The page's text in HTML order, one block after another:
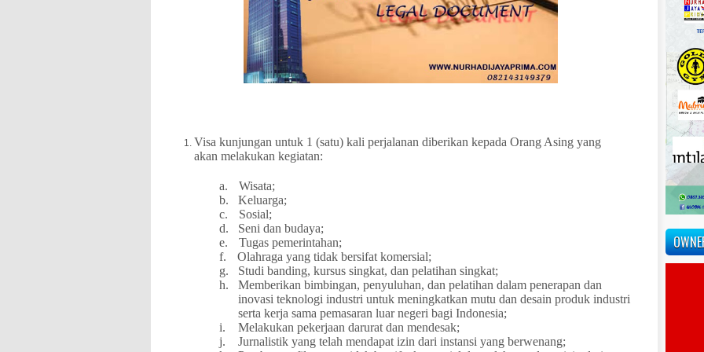
Visa kunjungan untuk 1 (satu) kali perjalanan diberikan kepada Orang Asing yang
akan melakukan kegiatan:
a.
Wisata;
b.
Keluarga;
c.
Sosial;
d.
Seni dan budaya;
e.
Tugas pemerintahan;
f.
Olahraga yang tidak bersifat komersial;
g.
Studi banding, kursus singkat, dan pelatihan singkat;
h.
Memberikan bimbingan, penyuluhan, dan pelatihan dalam penerapan dan
inovasi teknologi industri untuk meningkatkan mutu dan desain produk industri
serta kerja sama pemasaran luar negeri bagi Indonesia;
i.
Melakukan pekerjaan darurat dan mendesak;
j.
Jurnalistik yang telah mendapat izin dari instansi yang berwenang;